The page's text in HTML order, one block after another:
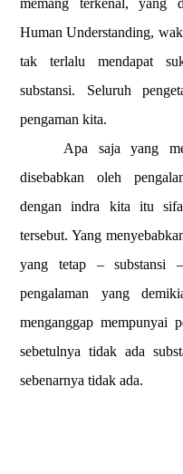
memang terkenal, yang
Human Understanding,
tak terlalu mendapat
substansi. Seluruh
pengaman kita.
Apa saja yang
disebabkan oleh
dengan indra kita itu
tersebut. Yang
yang tetap – substansi
pengalaman yang
menganggap mempunyai
sebetulnya tidak ada
sebenarnya tidak ada.